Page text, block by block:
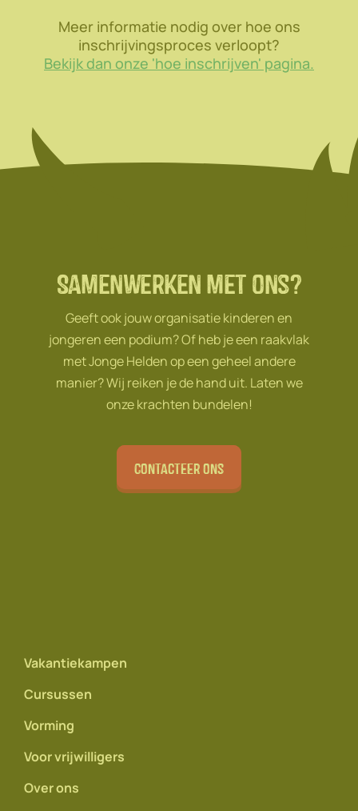
Meer informatie nodig over hoe ons
inschrijvingsproces verloopt?
Bekijk dan onze 'hoe inschrijven' pagina.
Samenwerken met ons?
Geeft ook jouw organisatie kinderen en
jongeren een podium? Of heb je een raakvlak
met Jonge Helden op een geheel andere
manier? Wij reiken je de hand uit. Laten we
onze krachten bundelen!
Contacteer ons
Vakantiekampen
Cursussen
Vorming
Voor vrijwilligers
Over ons